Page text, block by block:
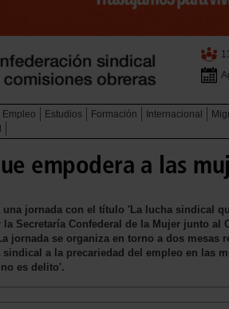
Empleo Estudios Formación Internacional
empodera a las
jornada con el título 'La lucha sindical
Secretaría Confederal de la Mujer junto al
jornada se organiza en torno a dos mesas
a la precariedad del empleo en las
es delito'.